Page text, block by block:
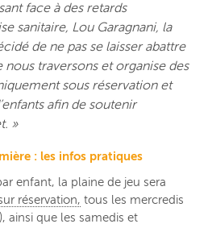
face à des retards
sanitaire, Lou Garagnani, la
de ne pas se laisser abattre
nous traversons et organise des
sous réservation et
afin de soutenir
»
: les infos pratiques
enfant, la plaine de jeu sera
réservation, tous les mercredis
ainsi que les samedis et